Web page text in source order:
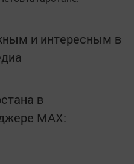
и интересным в
в
MАХ: